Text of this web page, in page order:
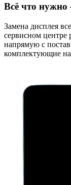
Всё что
Замена дисплея
сервисном
напрямую с
комплектующие